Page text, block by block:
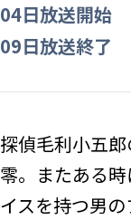
日放送開始
日放送終了
偵毛利小五
。またある
スを持つ男